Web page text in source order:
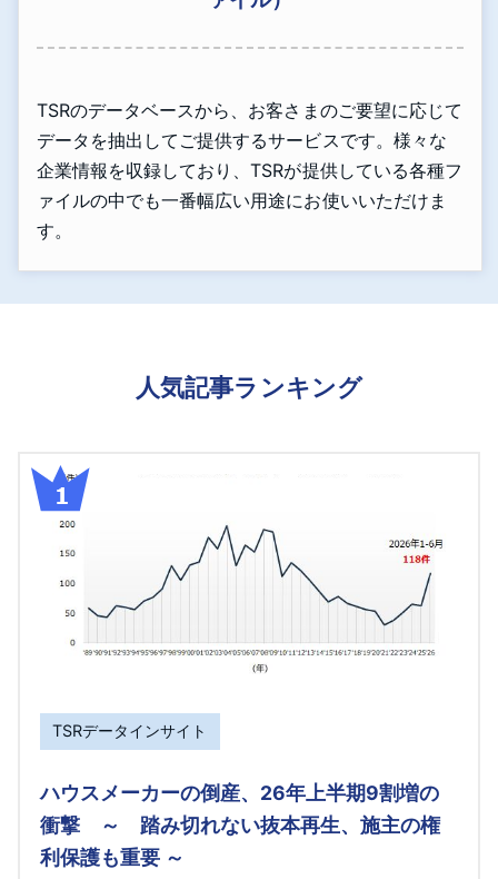
TSRのデータベースから、お客さまのご要望に応じて
データを抽出してご提供するサービスです。様々な
企業情報を収録しており、TSRが提供している各種フ
ァイルの中でも一番幅広い用途にお使いいただけま
す。
人気記事ランキング
TSRデータインサイト
ハウスメーカーの倒産、26年上半期9割増の
衝撃 ～ 踏み切れない抜本再生、施主の権
利保護も重要 ～